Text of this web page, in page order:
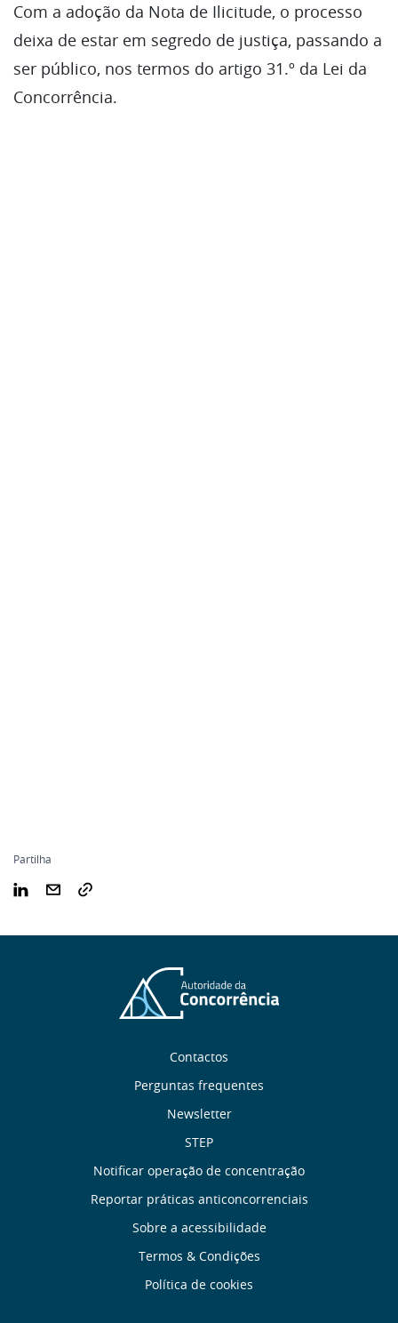
Com a adoção da Nota de Ilicitude, o processo
deixa de estar em segredo de justiça, passando a
ser público, nos termos do artigo 31.º da Lei da
Concorrência.
Partilha
Contactos
Perguntas frequentes
Newsletter
STEP
Notificar operação de concentração
Reportar práticas anticoncorrenciais
Sobre a acessibilidade
Termos & Condições
Política de cookies